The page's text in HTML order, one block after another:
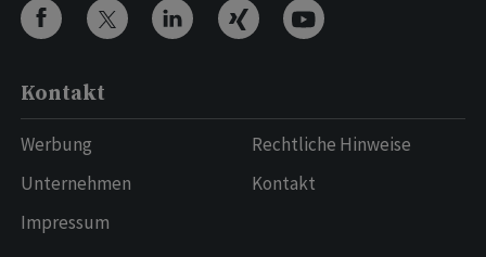
Kontakt
Werbung
Unternehmen
Impressum
Rechtliche Hinweise
Kontakt